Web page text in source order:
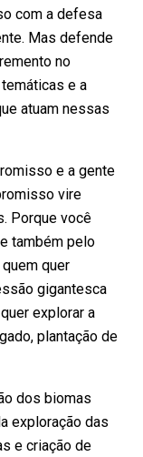
com a defesa
Mas defende
no
e a
atuam nessas
e a gente
vire
Porque você
também pelo
quer
gigantesca
explorar a
plantação de
dos biomas
exploração das
e criação de